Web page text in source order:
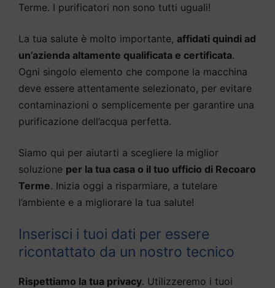
Terme. I purificatori non sono tutti uguali!
La tua salute è molto importante, affidati quindi ad
un’azienda altamente qualificata e certificata.
Ogni singolo elemento che compone la macchina
deve essere attentamente selezionato, per evitare
contaminazioni o semplicemente per garantire una
purificazione dell’acqua perfetta.
Siamo qui per aiutarti a scegliere la miglior
soluzione per la tua casa o il tuo ufficio di Recoaro
Terme. Inizia oggi a risparmiare, a tutelare
l’ambiente e a migliorare la tua salute!
Inserisci i tuoi dati per essere
ricontattato da un nostro tecnico
Rispettiamo la tua privacy. Utilizzeremo i tuoi